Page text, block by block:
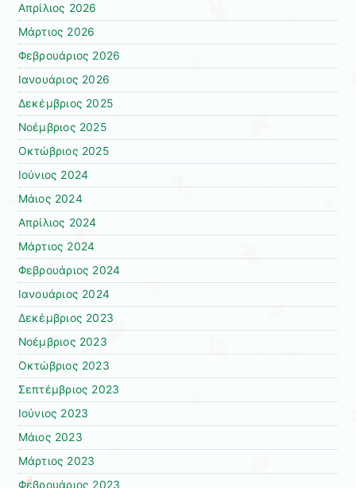
Απρίλιος 2026
Μάρτιος 2026
Φεβρουάριος 2026
Ιανουάριος 2026
Δεκέμβριος 2025
Νοέμβριος 2025
Οκτώβριος 2025
Ιούνιος 2024
Μάιος 2024
Απρίλιος 2024
Μάρτιος 2024
Φεβρουάριος 2024
Ιανουάριος 2024
Δεκέμβριος 2023
Νοέμβριος 2023
Οκτώβριος 2023
Σεπτέμβριος 2023
Ιούνιος 2023
Μάιος 2023
Μάρτιος 2023
Φεβρουάριος 2023